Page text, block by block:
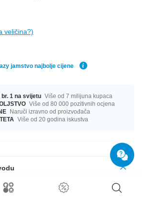
veličina?)
jamstvo najbolje cijene
1 na svijetu Više od 7 milijuna kupaca
Više od 80 000 pozitivnih ocjena
Naruči izravno od proizvođača
Više od 20 godina iskustva
u dužini od 16 mm. Dostupan je velik
Ima ih za svačiji ukus! Naruči odmah, nemoj